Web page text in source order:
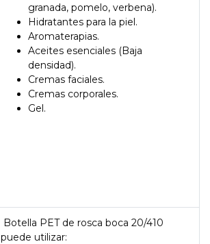
granada, pomelo, verbena).
Hidratantes para la piel.
Aromaterapias.
Aceites esenciales (Baja
densidad).
Cremas faciales.
Cremas corporales.
Gel.
Botella PET de rosca boca 20/410
puede utilizar: